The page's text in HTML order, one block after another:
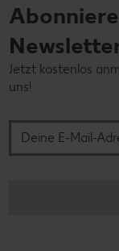
Jetzt kostenlos
uns!